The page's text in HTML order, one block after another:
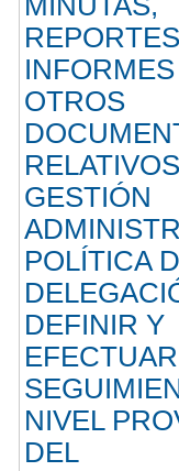
OTROS
GESTIÓN
POLÍTICA
DEFINIR Y
EFECTUAR
NIVEL
DEL